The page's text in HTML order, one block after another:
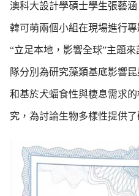
澳科大設計學碩士學生張藝
韓可萌兩個小組在現場進行
“立足本地，影響全球”主題
隊分別為研究藻類基底影響
和基於犬蝠食性與棲息需求
究，為討論生物多樣性提供了